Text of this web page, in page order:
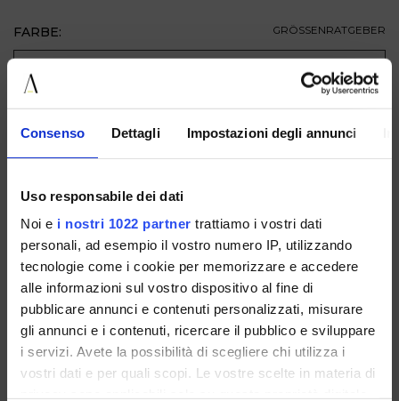
Consenso Dettagli Impostazioni degli annunci
Uso responsabile dei dati
Noi e i nostri 1022 partner trattiamo i vostri dati
personali, ad esempio il vostro numero IP, utilizzando
tecnologie come i cookie per memorizzare e accedere
alle informazioni sul vostro dispositivo al fine di
pubblicare annunci e contenuti personalizzati, misurare
gli annunci e i contenuti, ricercare il pubblico e sviluppare
i servizi. Avete la possibilità di scegliere chi utilizza i
vostri dati e per quali scopi. Le vostre scelte in materia di
FARBE: GRÖSSENRATGEBER
ZUM WARENKORB HINZUFÜGEN
VERFÜGBAR IN